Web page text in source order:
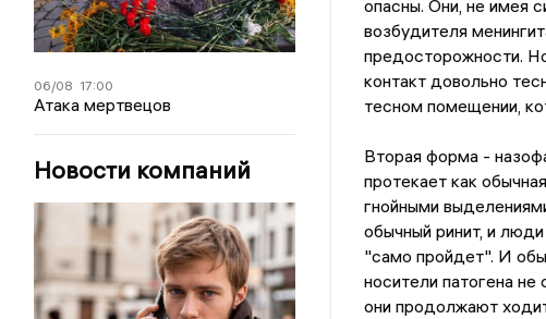
06/08 17:00
Атака мертвецов
Новости компаний
опасны. Они, не имея
возбудителя
предосторожности.
контакт довольно
тесном помещении,
Вторая форма -
протекает как
гнойными
обычный ринит, и
"само пройдет". И
носители патогена
они продолжают